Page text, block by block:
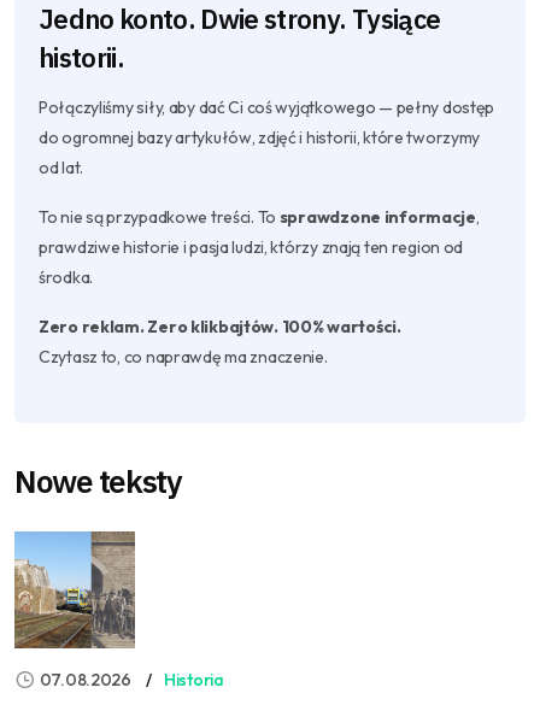
Jedno konto. Dwie strony. Tysiące
historii.
Połączyliśmy siły, aby dać Ci coś wyjątkowego — pełny dostęp
do ogromnej bazy artykułów, zdjęć i historii, które tworzymy
od lat.
To nie są przypadkowe treści. To sprawdzone informacje,
prawdziwe historie i pasja ludzi, którzy znają ten region od
środka.
Zero reklam. Zero klikbajtów. 100% wartości.
Czytasz to, co naprawdę ma znaczenie.
Nowe teksty
07.08.2026 Historia